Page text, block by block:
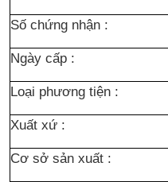
Số chứng nhận :
Ngày cấp :
Loại phương tiện :
Xuất xứ :
Cơ sở sản xuất :